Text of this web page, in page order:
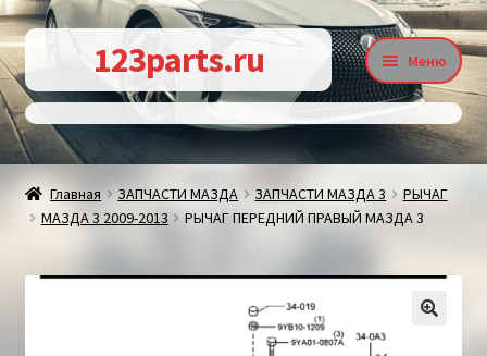
Перейти
к
навигации
Перейти
к
содержимому
123parts.ru Меню
Контакты
Статьи
Главная ЗАПЧАСТИ МАЗДА ЗАПЧАСТИ МАЗДА 3
РЫЧАГ
МАЗДА 3 2009-2013
РЫЧАГ ПЕРЕДНИЙ ПРАВЫЙ МАЗДА 3